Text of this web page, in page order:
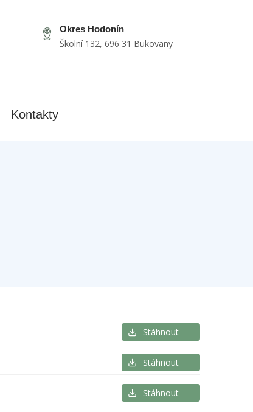
Okres Hodonín
Školní 132, 696 31 Bukovany
Kontakty
Stáhnout
Stáhnout
Stáhnout